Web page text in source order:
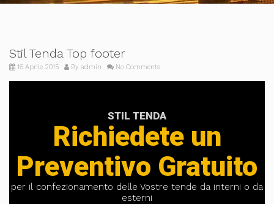
Stil Tenda Top footer
16 Aprile 2015 By admin No Comments
STIL TENDA
Richiedete un
Preventivo Gratuito
per il confezionamento delle Vostre tende da interni o da
esterni